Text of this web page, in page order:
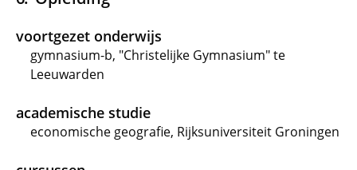
voortgezet onderwijs
gymnasium-b, "Christelijke Gymnasium" te
Leeuwarden
academische studie
economische geografie, Rijksuniversiteit Groningen